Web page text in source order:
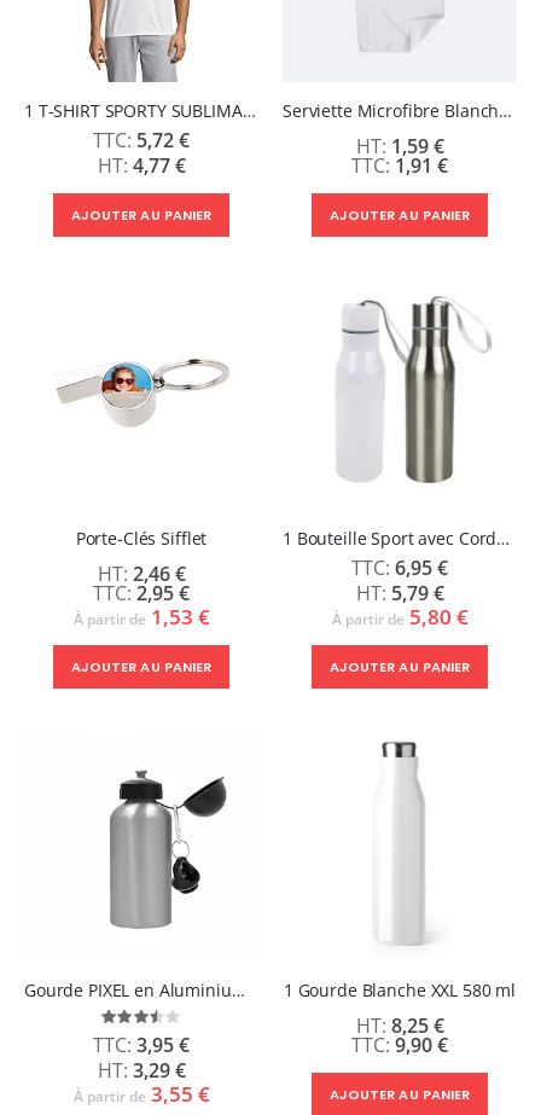
1 T-SHIRT SPORTY SUBLIMABLE BLANC - SOLS
5,72 €
4,77 €
AJOUTER AU PANIER
Serviette Microfibre Blanche Sublimable
1,91 €
1,59 €
AJOUTER AU PANIER
Porte-Clés Sifflet
2,95 €
2,46 €
À partir de 1,53 €
AJOUTER AU PANIER
1 Bouteille Sport avec Cordon - 450 ml - MOXIE
6,95 €
5,79 €
À partir de 5,80 €
AJOUTER AU PANIER
Gourde PIXEL en Aluminium blanche ou Argent 500ml - Bouchon rond
Évaluation:
70%
3,95 €
3,29 €
À partir de 3,55 €
1 Gourde Blanche XXL 580 ml
9,90 €
8,25 €
AJOUTER AU PANIER